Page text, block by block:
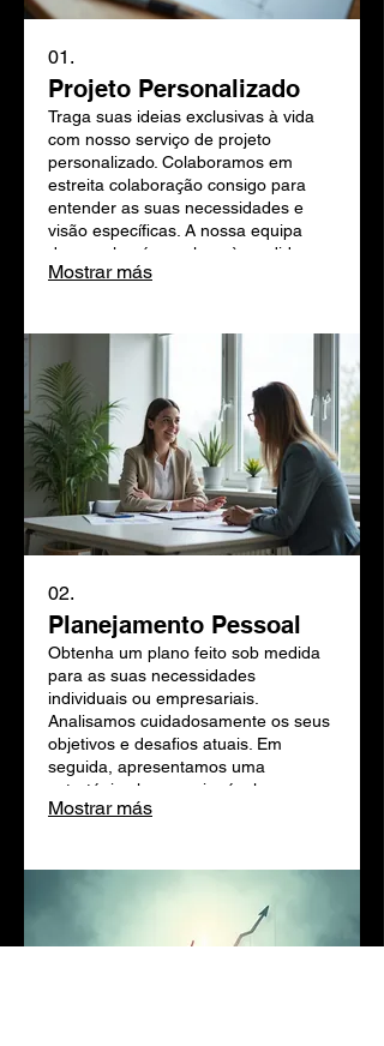
01.
Projeto Personalizado
Traga suas ideias exclusivas à vida
com nosso serviço de projeto
personalizado. Colaboramos em
estreita colaboração consigo para
entender as suas necessidades e
visão específicas. A nossa equipa
desenvolverá um plano à medida
para garantir que cada detalhe é
Mostrar más
02.
Planejamento Pessoal
Obtenha um plano feito sob medida
para as suas necessidades
individuais ou empresariais.
Analisamos cuidadosamente os seus
objetivos e desafios atuais. Em
seguida, apresentamos uma
estratégia clara e acionável para o
ajudar a alcançar o sucesso
Mostrar más